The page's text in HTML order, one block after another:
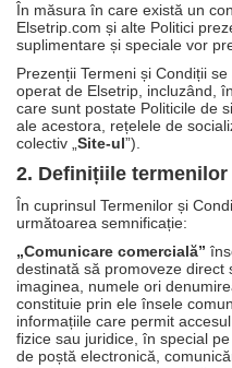
În măsura în care există un
Elsetrip.com și alte Politici
suplimentare și speciale vor
Prezenții Termeni și Condiții
operat de Elsetrip, incluzând,
care sunt postate Politicile de
ale acestora, rețelele de
colectiv „ Site-ul”).
2. Definițiile
În cuprinsul Termenilor și
următoarea semnificație:
„Comunicare comercială”
destinată să promoveze direct
imaginea, numele ori
constituie prin ele însele
informațiile care permit
fizice sau juridice, în special
de poștă electronică,